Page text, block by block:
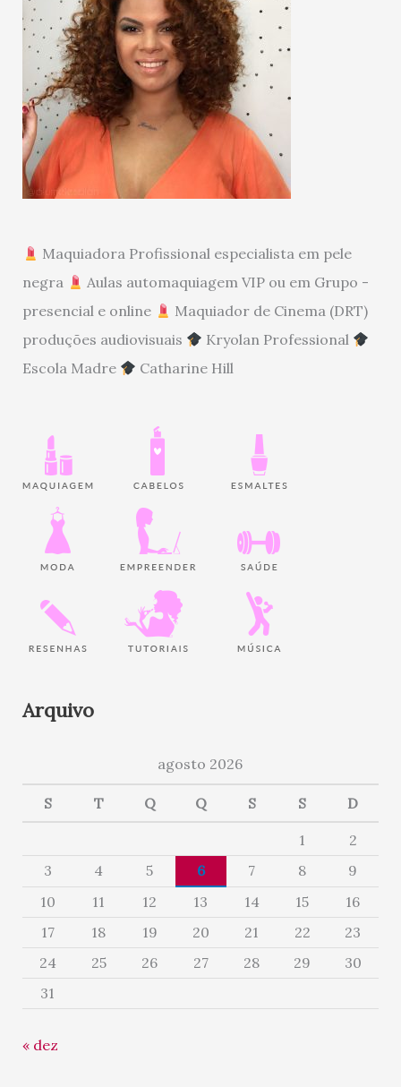
Maquiadora Profissional especialista em pele
negra
Aulas automaquiagem VIP ou em Grupo -
presencial e online
Maquiador de Cinema (DRT)
produções audiovisuais
Kryolan Professional
Escola Madre
Catharine Hill
Arquivo
agosto 2026
S T Q Q S S D
1
2
3
4 5 6 7 8
9
10
11 12 13 14 15
16
17
18 19 20 21 22
23
24
25 26 27 28 29
30
31
« dez